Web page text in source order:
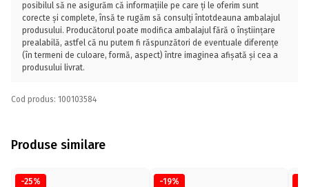
posibilul să ne asigurăm că informațiile pe care ți le oferim sunt
corecte și complete, însă te rugăm să consulți întotdeauna ambalajul
produsului. Producătorul poate modifica ambalajul fără o înștiințare
prealabilă, astfel că nu putem fi răspunzători de eventuale diferențe
(în termeni de culoare, formă, aspect) între imaginea afișată și cea a
produsului livrat.
Cod produs: 100103584
Produse similare
-25% -19%